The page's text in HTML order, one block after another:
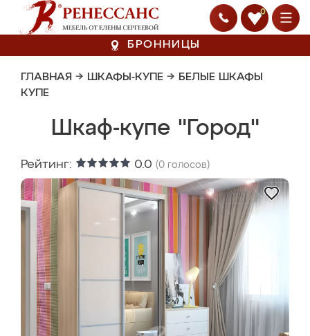
0
БРОННИЦЫ
ГЛАВНАЯ → ШКАФЫ-КУПЕ → БЕЛЫЕ ШКАФЫ
КУПЕ
Шкаф-купе "Город"
Рейтинг: 0.0 (0 голосов)